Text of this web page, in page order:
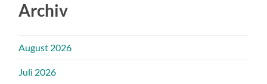
Archiv
August 2026
Juli 2026